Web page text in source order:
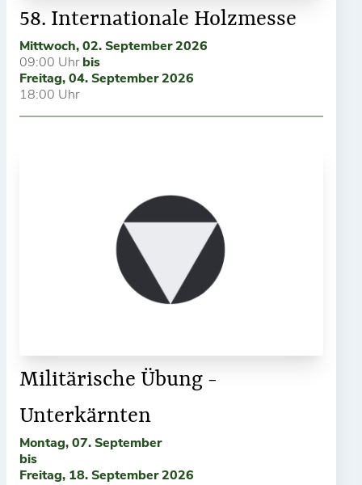
58. Internationale Holzmesse
Mittwoch, 02. September 2026
09:00 Uhrbis
Freitag, 04. September 2026
18:00 Uhr
Militärische Übung -
Unterkärnten
Montag, 07. September
bis
Freitag, 18. September 2026